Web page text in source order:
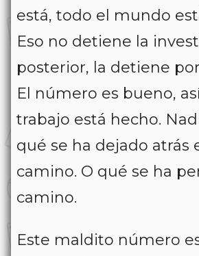
está, todo el mundo
Eso no detiene la
posterior, la detiene
El número es bueno,
trabajo está hecho.
qué se ha dejado atrás
camino. O qué se ha
camino.
Este maldito número